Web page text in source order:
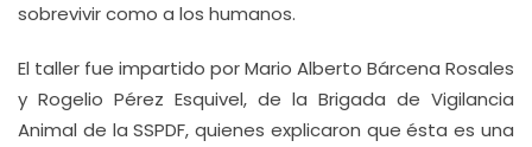
sobrevivir como a los humanos.
El taller fue impartido por Mario Alberto Bárcena Rosales
y Rogelio Pérez Esquivel, de la Brigada de Vigilancia
Animal de la SSPDF, quienes explicaron que ésta es una